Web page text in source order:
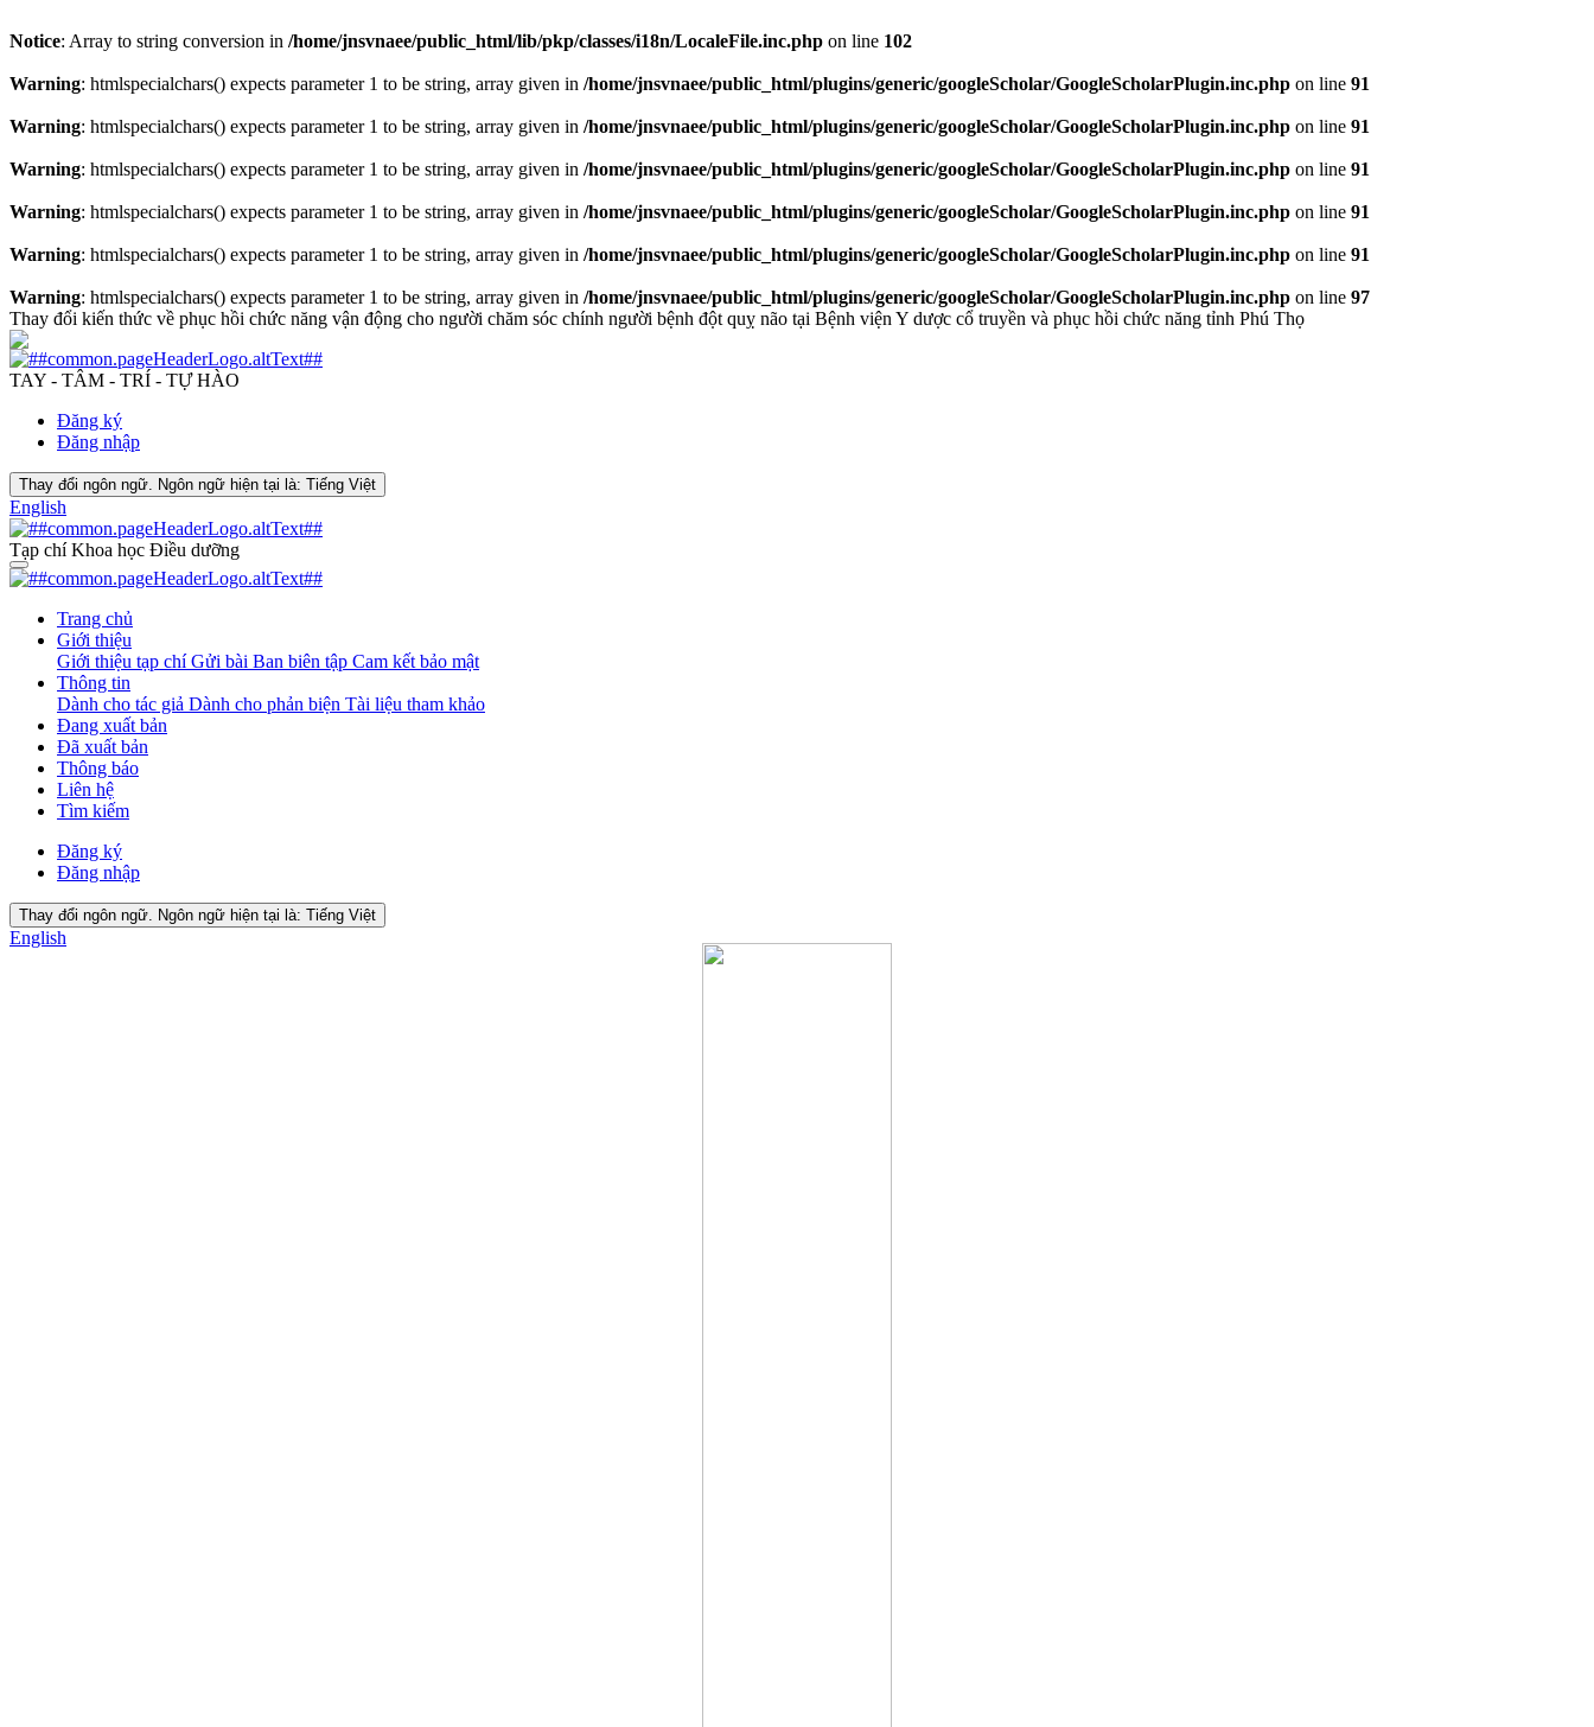
Notice: Array to string conversion in /home/jnsvnaee/public_html/lib/pkp/classes/i18n/LocaleFile.inc.php on line 102
Warning: htmlspecialchars() expects parameter 1 to be string, array given in /home/jnsvnaee/public_html/plugins/generic/googleScholar/GoogleScholarPlugin.inc.php on line 91
Warning: htmlspecialchars() expects parameter 1 to be string, array given in /home/jnsvnaee/public_html/plugins/generic/googleScholar/GoogleScholarPlugin.inc.php on line 91
Warning: htmlspecialchars() expects parameter 1 to be string, array given in /home/jnsvnaee/public_html/plugins/generic/googleScholar/GoogleScholarPlugin.inc.php on line 91
Warning: htmlspecialchars() expects parameter 1 to be string, array given in /home/jnsvnaee/public_html/plugins/generic/googleScholar/GoogleScholarPlugin.inc.php on line 91
Warning: htmlspecialchars() expects parameter 1 to be string, array given in /home/jnsvnaee/public_html/plugins/generic/googleScholar/GoogleScholarPlugin.inc.php on line 91
Warning: htmlspecialchars() expects parameter 1 to be string, array given in /home/jnsvnaee/public_html/plugins/generic/googleScholar/GoogleScholarPlugin.inc.php on line 97
Thay đổi kiến thức về phục hồi chức năng vận động cho người chăm sóc chính người bệnh đột quỵ não tại Bệnh viện Y dược cổ truyền và phục hồi chức năng tỉnh Phú Thọ
TAY - TÂM - TRÍ - TỰ HÀO
Đăng ký
Đăng nhập
Thay đổi ngôn ngữ. Ngôn ngữ hiện tại là: Tiếng Việt
English
Tạp chí Khoa học Điều dưỡng
Trang chủ
Giới thiệu
Giới thiệu tạp chíGửi bài Ban biên tập Cam kết bảo mật
Thông tin
Dành cho tác giả Dành cho phản biện Tài liệu tham khảo
Đang xuất bản
Đã xuất bản
Thông báo
Liên hệ
Tìm kiếm
Đăng ký
Đăng nhập
Thay đổi ngôn ngữ. Ngôn ngữ hiện tại là: Tiếng Việt
English